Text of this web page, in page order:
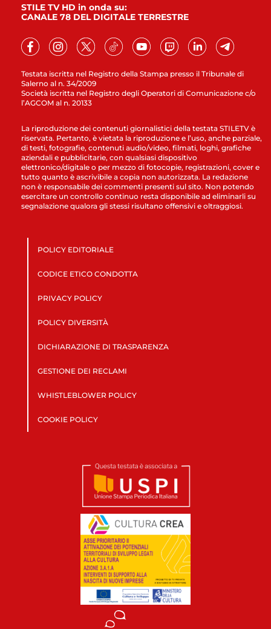
Testata iscritta nel Registro della Stampa presso il Tribunale di
Salerno al n. 34/2009
Società iscritta nel Registro degli Operatori di Comunicazione c/o
l’AGCOM al n. 20133
STILE TV HD in onda su:
CANALE 78 DEL DIGITALE TERRESTRE
La riproduzione dei contenuti giornalistici della testata STILETV è
riservata. Pertanto, è vietata la riproduzione e l’uso, anche parziale,
di testi, fotografie, contenuti audio/video, filmati, loghi, grafiche
aziendali e pubblicitarie, con qualsiasi dispositivo
elettronico/digitale o per mezzo di fotocopie, registrazioni, cover e
tutto quanto è ascrivibile a copia non autorizzata. La redazione
non è responsabile dei commenti presenti sul sito. Non potendo
esercitare un controllo continuo resta disponibile ad eliminarli su
segnalazione qualora gli stessi risultano offensivi e oltraggiosi.
POLICY EDITORIALE
CODICE ETICO CONDOTTA
PRIVACY POLICY
POLICY DIVERSITÀ
DICHIARAZIONE DI TRASPARENZA
GESTIONE DEI RECLAMI
WHISTLEBLOWER POLICY
COOKIE POLICY